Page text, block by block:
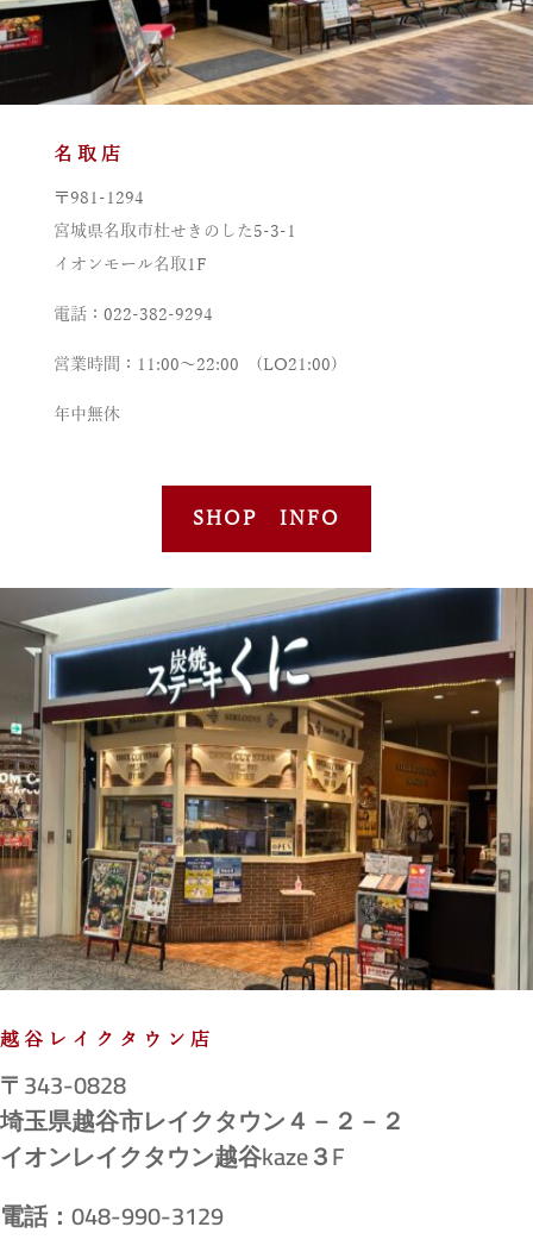
名取店
〒981-1294
宮城県名取市杜せきのした5-3-1
イオンモール名取1F
電話：022-382-9294
営業時間：11:00～22:00 (LO21:00)
年中無休
SHOP INFO
越谷レイクタウン店
〒343-0828
埼玉県越谷市レイクタウン４－２－２
イオンレイクタウン越谷kaze３F
電話：048-990-3129